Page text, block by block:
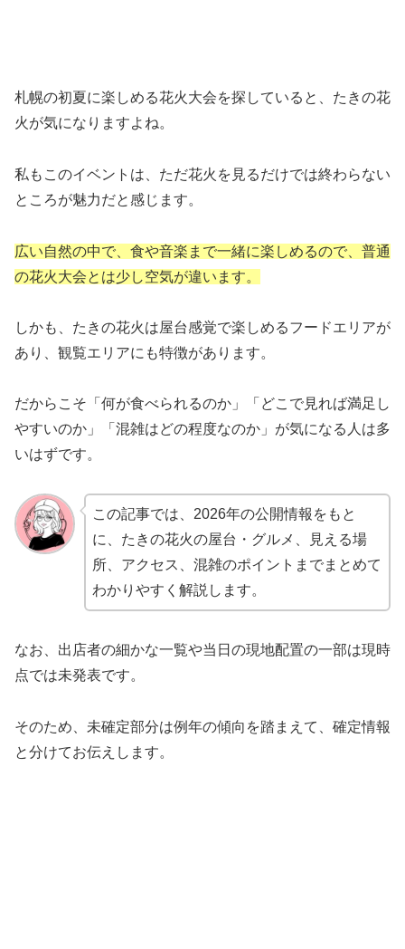
札幌の初夏に楽しめる花火大会を探していると、たきの花
火が気になりますよね。
私もこのイベントは、ただ花火を見るだけでは終わらない
ところが魅力だと感じます。
広い自然の中で、食や音楽まで一緒に楽しめるので、普通
の花火大会とは少し空気が違います。
しかも、たきの花火は屋台感覚で楽しめるフードエリアが
あり、観覧エリアにも特徴があります。
だからこそ「何が食べられるのか」「どこで見れば満足し
やすいのか」「混雑はどの程度なのか」が気になる人は多
いはずです。
この記事では、2026年の公開情報をもと
に、たきの花火の屋台・グルメ、見える場
所、アクセス、混雑のポイントまでまとめて
わかりやすく解説します。
なお、出店者の細かな一覧や当日の現地配置の一部は現時
点では未発表です。
そのため、未確定部分は例年の傾向を踏まえて、確定情報
と分けてお伝えします。